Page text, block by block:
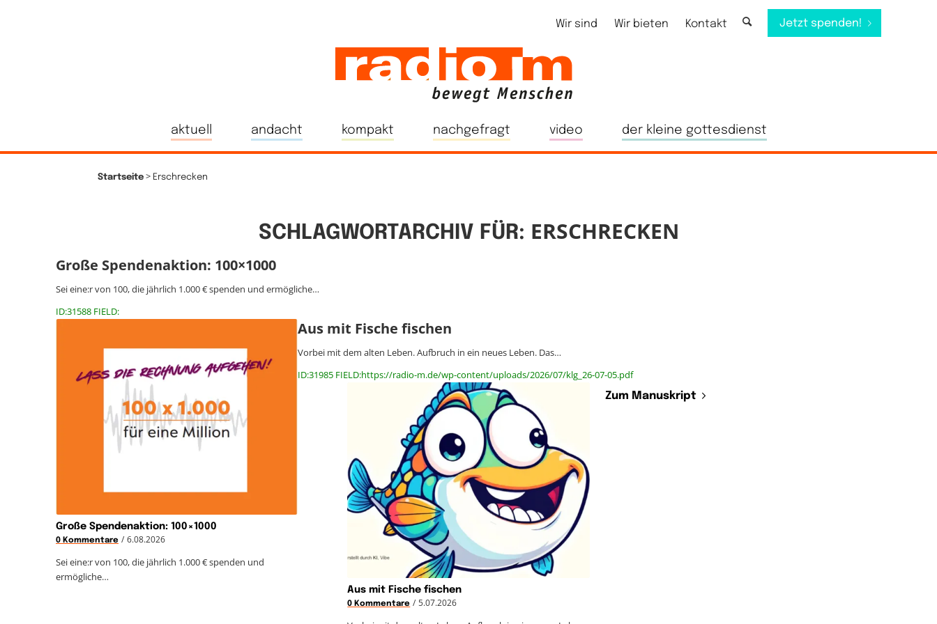
Wir sind Wir bieten Kontakt Jetzt spenden!
aktuell andacht kompakt nachgefragt video der kleine gottesdienst
Startseite > Erschrecken
SCHLAGWORTARCHIV FÜR: ERSCHRECKEN
Große Spendenaktion: 100×1000
Sei eine:r von 100, die jährlich 1.000 € spenden und ermögliche…
ID:31588 FIELD:
Große Spendenaktion: 100×1000
0 Kommentare / 6.08.2026
Sei eine:r von 100, die jährlich 1.000 € spenden und
ermögliche…
Aus mit Fische fischen
Vorbei mit dem alten Leben. Aufbruch in ein neues Leben. Das…
ID:31985 FIELD:https://radio-m.de/wp-content/uploads/2026/07/klg_26-07-05.pdf
Zum Manuskript
Aus mit Fische fischen
0 Kommentare / 5.07.2026